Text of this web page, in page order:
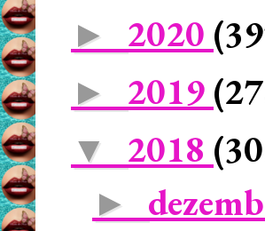
► 2020
► 2019
▼ 2018
►